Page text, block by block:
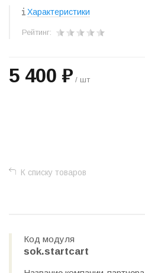
Характеристики
Рейтинг:
5 400 ₽ / шт
К списку товаров
Код модуля
sok.startcart